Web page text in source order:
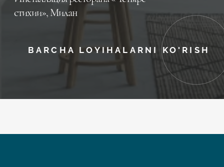
стихии», Милан
BARCHA LOYIHALARNI KO'RISH